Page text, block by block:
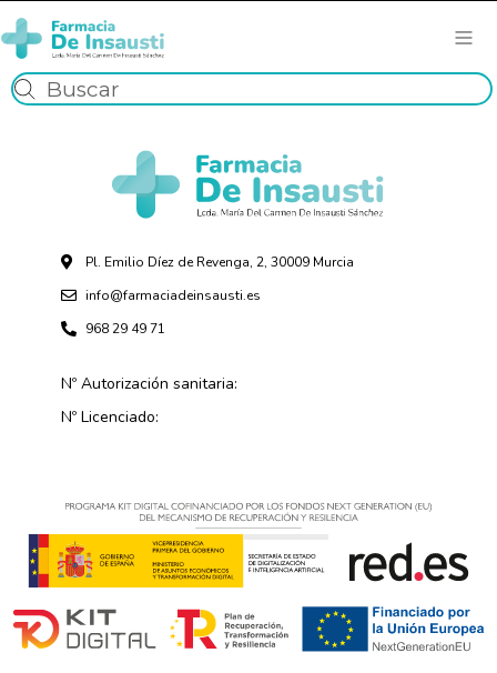
Pl. Emilio Díez de Revenga, 2, 30009 Murcia
info@farmaciadeinsausti.es
968 29 49 71
Nº Autorización sanitaria:
Nº Licenciado: